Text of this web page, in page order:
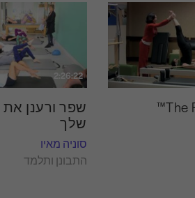
The
2:26:22
שפר ורענן
שלך
סוניה מאיו
התבונן ותלמד